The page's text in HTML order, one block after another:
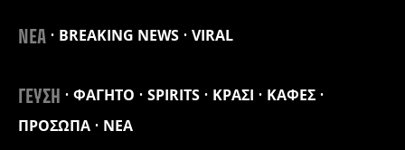
ΝΕΑ BREAKING NEWS VIRAL
ΓΕΥΣΗ ΦΑΓΗΤΟ SPIRITS ΚΡΑΣΙ
ΚΑΦΕΣ
ΠΡΟΣΩΠΑ
ΝΕΑ